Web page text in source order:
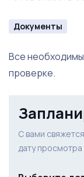
Документы
Все
проверке.
С вами
дату